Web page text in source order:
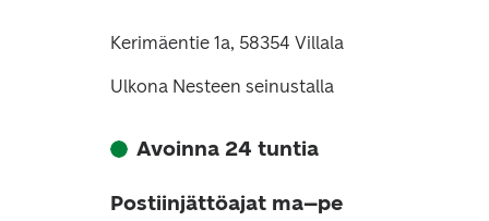
Kerimäentie 1a, 58354 Villala
Ulkona Nesteen seinustalla
Avoinna 24 tuntia
Postiinjättöajat ma–pe